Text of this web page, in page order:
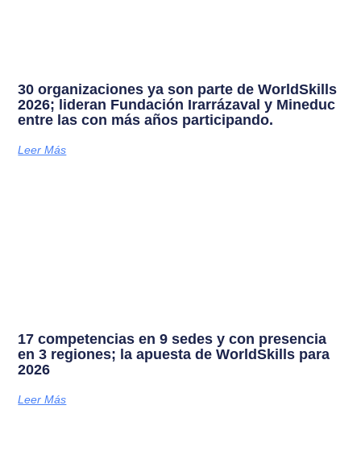
30 organizaciones ya son parte de WorldSkills
2026; lideran Fundación Irarrázaval y Mineduc
entre las con más años participando.
Leer Más
17 competencias en 9 sedes y con presencia
en 3 regiones; la apuesta de WorldSkills para
2026
Leer Más